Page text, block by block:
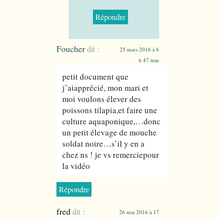
Répondre
Foucherdit :
25 mars 2016 à 6
h 47 min
petit document que
j’aiapprécié, mon mari et
moi voulons élever des
poissons tilapia,et faire une
culture aquaponique,…donc
un petit élevage de mouche
soldat noire…s’il y en a
chez ns ! je vs remerciepour
la vidéo
Répondre
freddit :
26 mai 2016 à 17